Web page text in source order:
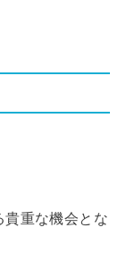
貴重な機会とな